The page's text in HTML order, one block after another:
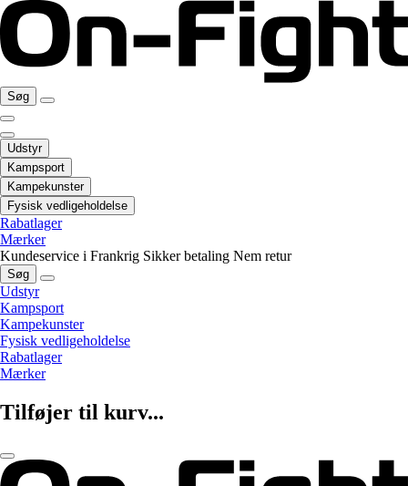
Søg
Udstyr
Kampsport
Kampekunster
Fysisk vedligeholdelse
Rabatlager
Mærker
Kundeservice i Frankrig Sikker betaling Nem retur
Søg
Udstyr
Kampsport
Kampekunster
Fysisk vedligeholdelse
Rabatlager
Mærker
Tilføjer til kurv...